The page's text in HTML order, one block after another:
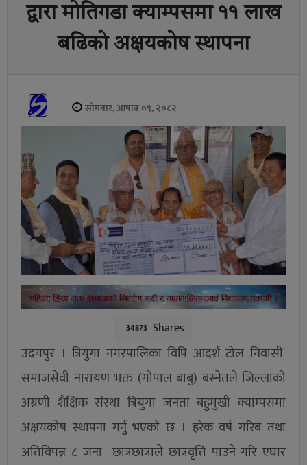
द्वारा मोतिगडा क्याम्पसमा ११ लाख
बढिको अक्षयकोष स्थापना
सोमबार, आषाढ ०९, २०८२
34873 Shares
उदयपुर । त्रियुगा नगरपालिका विपि आदर्श टोल निवासी
समाजसेवी नारायण भक्त (गोपाल बाबु) बस्नेतले जिल्लाको
अग्रणी शैक्षिक संस्था त्रियुगा जनता बहुमुखी क्याम्पसमा
अक्षयकोष स्थापना गर्नु भएको छ । हरेक वर्ष गरिब तथा
अतिविपन्न ८ जना छात्रछात्राले छात्रवृत्ति पाउने गरि एघार